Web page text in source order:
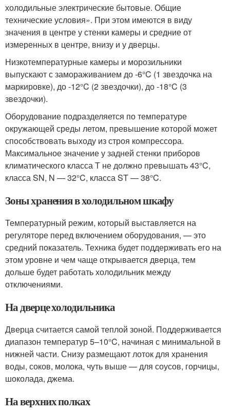
холодильные электрические бытовые. Общие
технические условия». При этом имеются в виду
значения в центре у стенки камеры и средние от
измеренных в центре, внизу и у дверцы.
Низкотемпературные камеры и морозильники
выпускают с замораживанием до -6°C (1 звездочка на
маркировке), до -12°C (2 звездочки), до -18°C (3
звездочки).
Оборудование подразделяется по температуре
окружающей среды летом, превышение которой может
способствовать выходу из строя компрессора.
Максимальное значение у задней стенки приборов
климатического класса Т не должно превышать 43°C,
класса SN, N — 32°C, класса ST — 38°C.
Зоны хранения в холодильном шкафу
Температурный режим, который выставляется на
регуляторе перед включением оборудования, — это
средний показатель. Техника будет поддерживать его на
этом уровне и чем чаще открывается дверца, тем
дольше будет работать холодильник между
отключениями.
На дверце холодильника
Дверца считается самой теплой зоной. Поддерживается
диапазон температур 5–10°C, начиная с минимальной в
нижней части. Снизу размещают лоток для хранения
воды, соков, молока, чуть выше — для соусов, горчицы,
шоколада, джема.
На верхних полках